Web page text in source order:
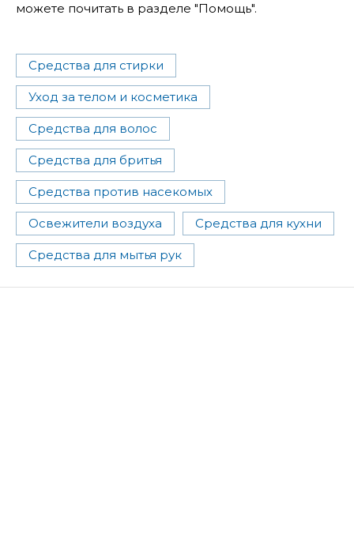
можете почитать в разделе "Помощь".
Средства для стирки
Уход за телом и косметика
Средства для волос
Средства для бритья
Средства против насекомых
Освежители воздуха Средства для кухни
Средства для мытья рук